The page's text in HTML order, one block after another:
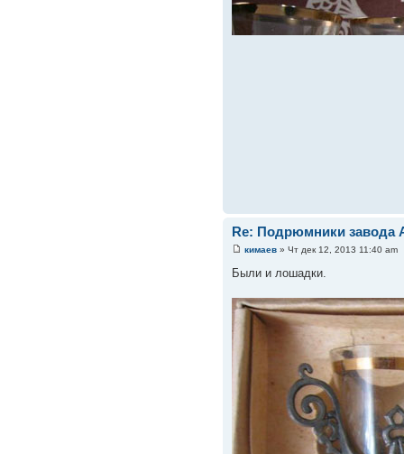
Re: Подрюмники завода
кимаев » Чт дек 12, 2013 11:40 am
Были и лошадки.